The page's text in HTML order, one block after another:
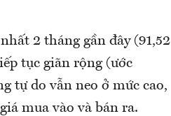
2 tháng gần đây (91,52
tục giãn rộng (ước
tự do vẫn neo ở mức cao,
mua vào và bán ra.